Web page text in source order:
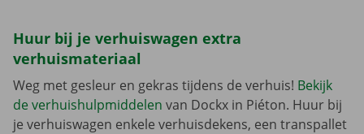
Huur bij je verhuiswagen extra
verhuismateriaal
Weg met gesleur en gekras tijdens de verhuis! Bekijk
de verhuishulpmiddelen van Dockx in Piéton. Huur bij
je verhuiswagen enkele verhuisdekens, een transpallet